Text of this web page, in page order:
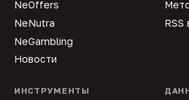
NeOffers
NeNutra
NeGambling
Новости
RSS
ИНСТРУМЕНТЫ